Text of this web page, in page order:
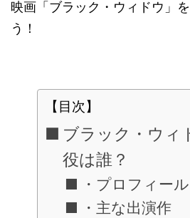
映画「ブラック・ウィドウ」
う！
【目次】
ブラック・ウィ
役は誰？
・プロフィール
・主な出演作